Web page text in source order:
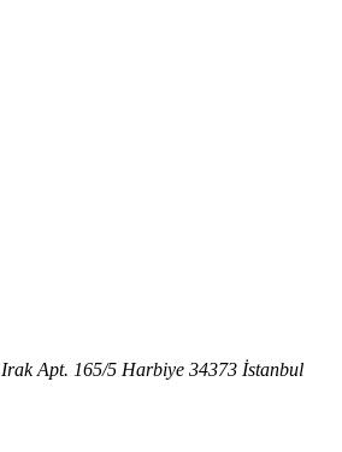
Apt. 165/5 Harbiye 34373 İstanbul